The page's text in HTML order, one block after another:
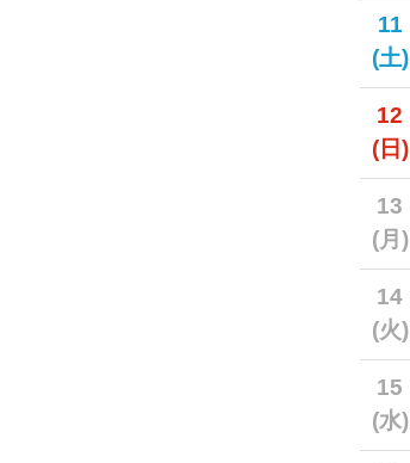
11
(土)
12
(日)
13
(月)
14
(火)
15
(水)